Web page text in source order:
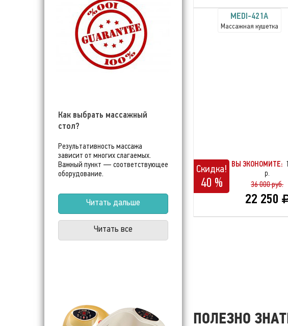
Как выбрать массажный
стол?
Результативность массажа
зависит от многих слагаемых.
Важный пункт — соответствующее
оборудование.
Читать дальше
Читать все
MEDI-421А
Массажная кушетка
Скидка!
40 %
ВЫ ЭКОНОМИТЕ:
р.
36 000 руб.
22 250
ПОЛЕЗНО